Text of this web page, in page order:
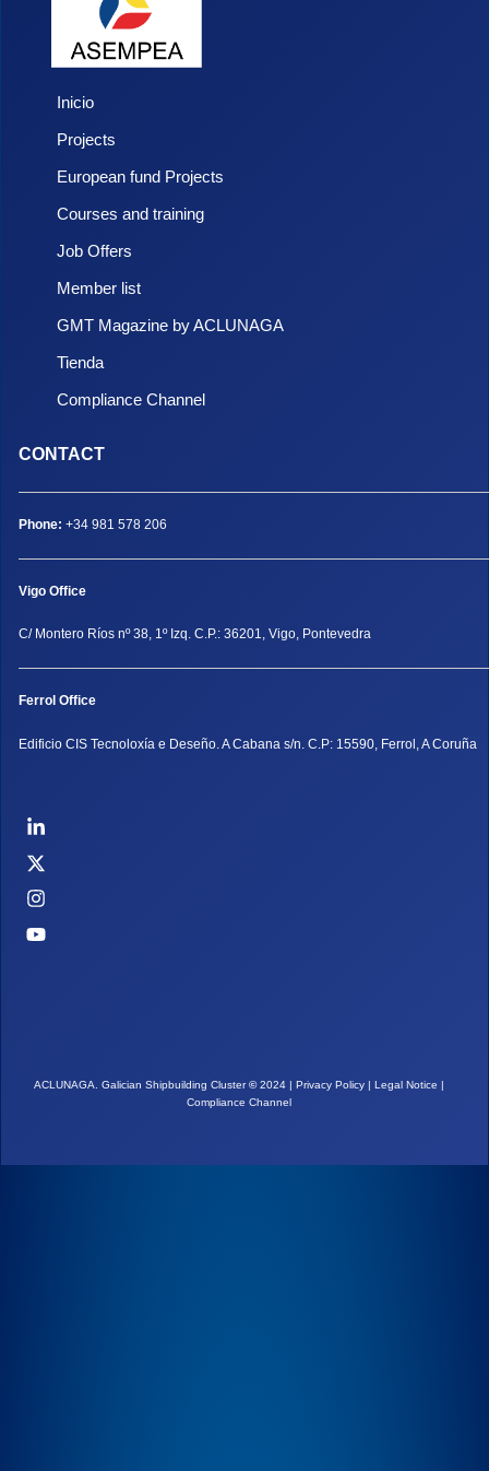
Inicio
Projects
European fund Projects
Courses and training
Job Offers
Member list
GMT Magazine by ACLUNAGA
Tienda
Compliance Channel
CONTACT
Phone: +34 981 578 206
Vigo Office
C/ Montero Ríos nº 38, 1º Izq. C.P.: 36201, Vigo, Pontevedra
Ferrol Office
Edificio CIS Tecnoloxía e Deseño. A Cabana s/n. C.P: 15590, Ferrol, A Coruña
ACLUNAGA. Galician Shipbuilding Cluster©2024 | Privacy Policy Legal Notice
Compliance Channel